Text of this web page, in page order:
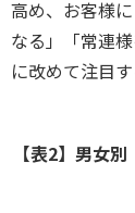
高め、お客様
なる」「常連
に改めて注目
【表2】男女